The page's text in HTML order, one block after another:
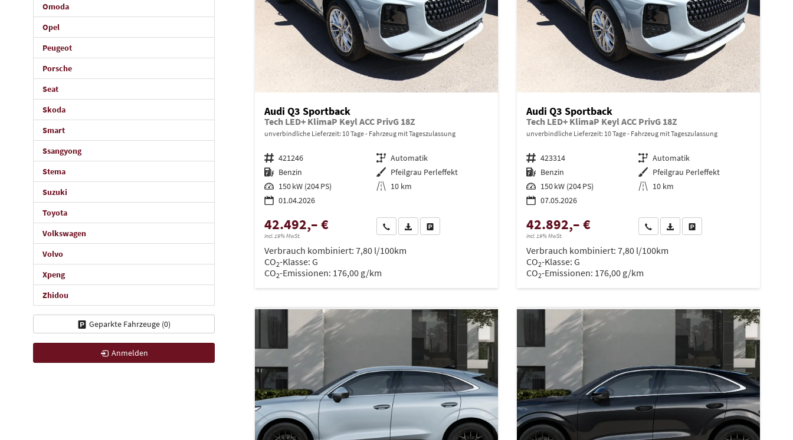
Audi Q3 Sportback
Tech LED+ KlimaP Keyl ACC PrivG 18Z
unverbindliche Lieferzeit: 10 Tage Fahrzeug mit Tageszulassung
Fahrzeugnr. 421246 Getriebe Automatik
Kraftstoff Benzin Außenfarbe Pfeilgrau Perleffekt
Leistung 150 kW (204 PS) Kilometerstand 10 km
01.04.2026
42.492,– €
incl. 19% MwSt.
Wir rufen Sie anPDF-Datei, Fahrzeugexposé drucken
Drucken, parken oder vergleichen
Verbrauch kombiniert: 7,80 l/100km
CO2-Klasse: G
CO2-Emissionen: 176,00 g/km
Audi Q3 Sportback
Tech LED+ KlimaP Keyl ACC PrivG 18Z
unverbindliche Lieferzeit: 10 Tage Fahrzeug mit Tageszulassung
Fahrzeugnr. 423314 Getriebe Automatik
Kraftstoff Benzin Außenfarbe Pfeilgrau Perleffekt
Leistung 150 kW (204 PS) Kilometerstand 10 km
07.05.2026
42.892,– €
incl. 19% MwSt.
Wir rufen Sie anPDF-Datei, Fahrzeugexposé drucken
Drucken, parken oder
Verbrauch kombiniert: 7,80 l/100km
CO2-Klasse: G
CO2-Emissionen: 176,00 g/km
Omoda
Opel
Peugeot
Porsche
Seat
Skoda
Smart
Ssangyong
Stema
Suzuki
Toyota
Volkswagen
Volvo
Xpeng
Zhidou
Geparkte Fahrzeuge (0)
Anmelden